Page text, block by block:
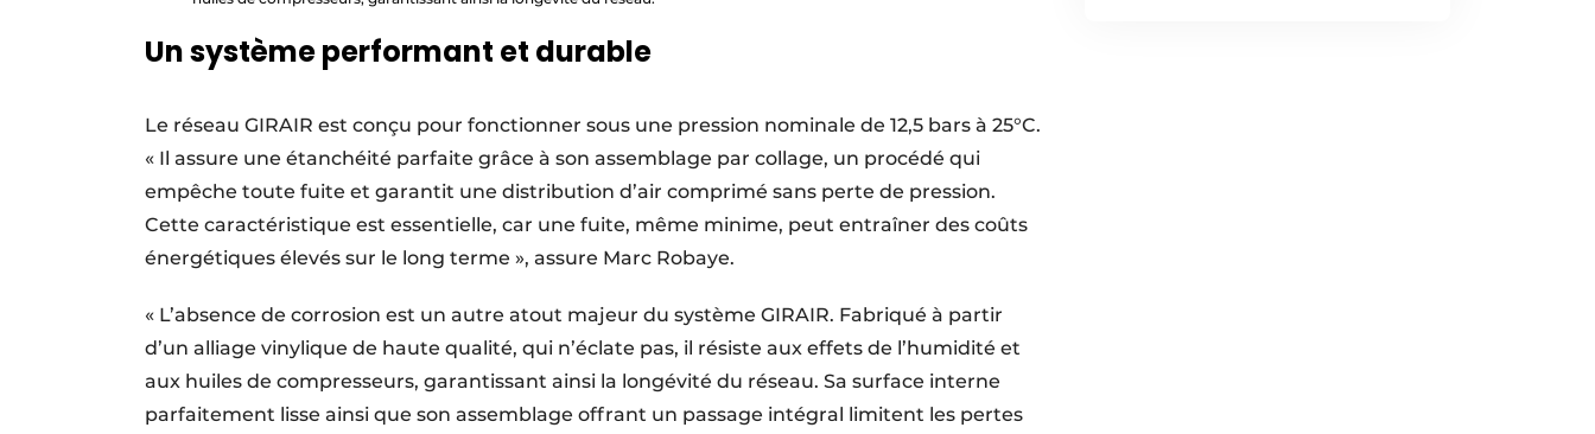
Un système performant et durable
Le réseau GIRAIR est conçu pour fonctionner sous une pression nomi­nale de 12,5 bars à 25°C.
« Il assure une étanchéité parfaite grâce à son assemblage par collage, un procédé qui
empêche toute fuite et garantit une distribution d’air comprimé sans perte de pression.
Cette carac­téristique est essentielle, car une fuite, même minime, peut entraîner des coûts
énergétiques élevés sur le long terme », assure Marc Robaye.
« L’absence de corrosion est un autre atout majeur du système GIRAIR. Fabriqué à partir
d’un alliage vinylique de haute qualité, qui n’éclate pas, il résiste aux effets de l’humidité et
aux huiles de compresseurs, garantissant ainsi la longévité du réseau. Sa surface interne
parfaitement lisse ainsi que son assemblage offrant un passage intégral limitent les pertes